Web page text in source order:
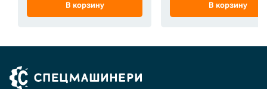
В корзину В корзину